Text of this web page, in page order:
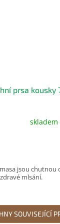
prsa kousky
jsou chutnou
mlsání.
SOUVISEJÍCÍ